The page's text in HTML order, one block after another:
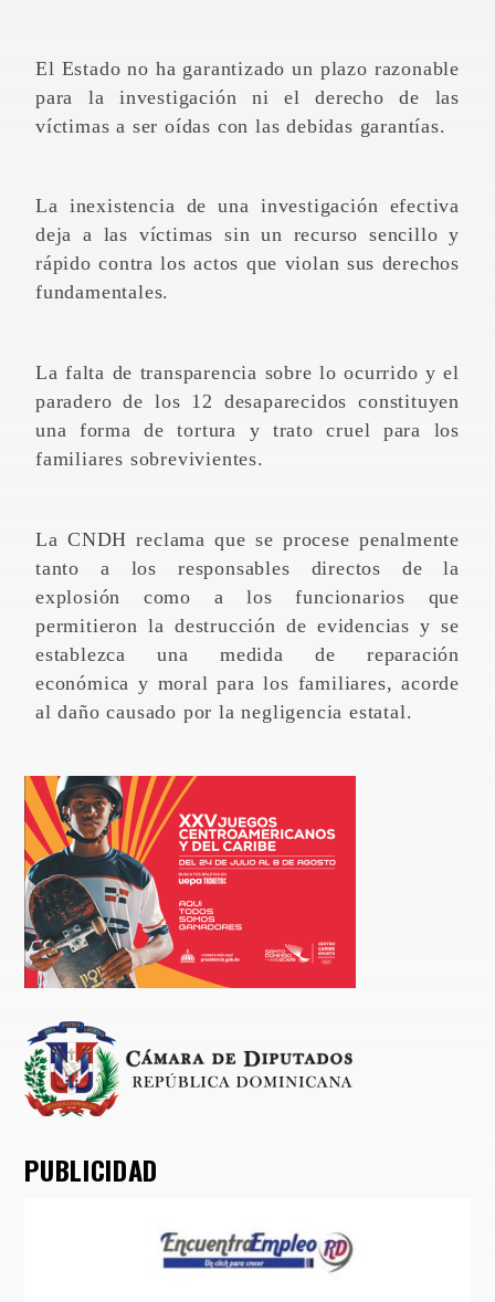
El Estado no ha garantizado un plazo razonable
para la investigación ni el derecho de las
víctimas a ser oídas con las debidas garantías.
La inexistencia de una investigación efectiva
deja a las víctimas sin un recurso sencillo y
rápido contra los actos que violan sus derechos
fundamentales.
La falta de transparencia sobre lo ocurrido y el
paradero de los 12 desaparecidos constituyen
una forma de tortura y trato cruel para los
familiares sobrevivientes.
La CNDH reclama que se procese penalmente
tanto a los responsables directos de la
explosión como a los funcionarios que
permitieron la destrucción de evidencias y se
establezca una medida de reparación
económica y moral para los familiares, acorde
al daño causado por la negligencia estatal.
PUBLICIDAD